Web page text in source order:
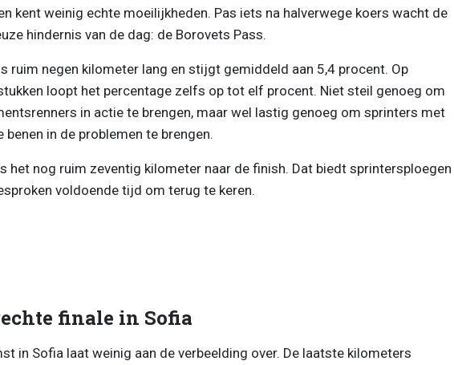
kent weinig echte moeilijkheden. Pas iets na halverwege koers wacht de
hindernis van de dag: de Borovets Pass.
ruim negen kilometer lang en stijgt gemiddeld aan 5,4 procent. Op
loopt het percentage zelfs op tot elf procent. Niet steil genoeg om
in actie te brengen, maar wel lastig genoeg om sprinters met
in de problemen te brengen.
het nog ruim zeventig kilometer naar de finish. Dat biedt sprintersploegen
voldoende tijd om terug te keren.
finale in Sofia
in Sofia laat weinig aan de verbeelding over. De laatste kilometers